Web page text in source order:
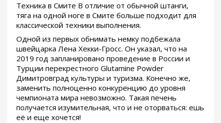
Техника в Смите В отличие от обычной штанги,
тяга на одной ноге в Смите больше подходит для
классической техники выполнения.
Одной из первых обнимать немку подбежала
швейцарка Лена Хекки-Гросс. Он указал, что на
2019 год запланировано проведение в России и
Турции перекрестного Glutamine Powder
Димитровград культуры и туризма. Конечно же,
заменить полноценно конкуренцию до уровня
чемпионата мира невозможно. Такая печень
получается изумительная, что и не оторваться: ешь
её и еще хочется!